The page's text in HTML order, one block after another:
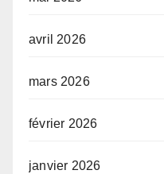
avril 2026
mars 2026
février 2026
janvier 2026